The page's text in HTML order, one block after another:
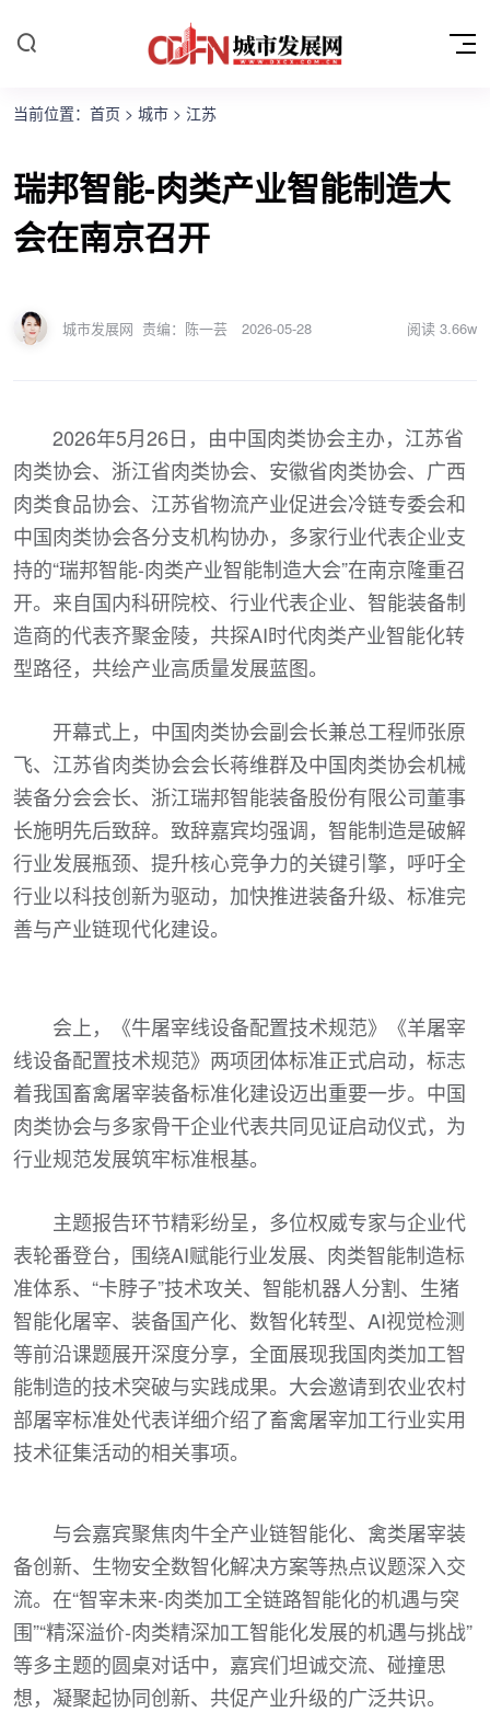
当前位置： 首页 > 城市 > 江苏
瑞邦智能-肉类产业智能制造大
会在南京召开
城市发展网 责编：陈一芸 2026-05-28 阅读 3.66w
2026年5月26日，由中国肉类协会主办，江苏省
肉类协会、浙江省肉类协会、安徽省肉类协会、广西
肉类食品协会、江苏省物流产业促进会冷链专委会和
中国肉类协会各分支机构协办，多家行业代表企业支
持的“瑞邦智能-肉类产业智能制造大会”在南京隆重召
开。来自国内科研院校、行业代表企业、智能装备制
造商的代表齐聚金陵，共探AI时代肉类产业智能化转
型路径，共绘产业高质量发展蓝图。
开幕式上，中国肉类协会副会长兼总工程师张原
飞、江苏省肉类协会会长蒋维群及中国肉类协会机械
装备分会会长、浙江瑞邦智能装备股份有限公司董事
长施明先后致辞。致辞嘉宾均强调，智能制造是破解
行业发展瓶颈、提升核心竞争力的关键引擎，呼吁全
行业以科技创新为驱动，加快推进装备升级、标准完
善与产业链现代化建设。
会上，《牛屠宰线设备配置技术规范》《羊屠宰
线设备配置技术规范》两项团体标准正式启动，标志
着我国畜禽屠宰装备标准化建设迈出重要一步。中国
肉类协会与多家骨干企业代表共同见证启动仪式，为
行业规范发展筑牢标准根基。
主题报告环节精彩纷呈，多位权威专家与企业代
表轮番登台，围绕AI赋能行业发展、肉类智能制造标
准体系、“卡脖子”技术攻关、智能机器人分割、生猪
智能化屠宰、装备国产化、数智化转型、AI视觉检测
等前沿课题展开深度分享，全面展现我国肉类加工智
能制造的技术突破与实践成果。大会邀请到农业农村
部屠宰标准处代表详细介绍了畜禽屠宰加工行业实用
技术征集活动的相关事项。
与会嘉宾聚焦肉牛全产业链智能化、禽类屠宰装
备创新、生物安全数智化解决方案等热点议题深入交
流。在“智宰未来-肉类加工全链路智能化的机遇与突
围”“精深溢价-肉类精深加工智能化发展的机遇与挑战”
等多主题的圆桌对话中，嘉宾们坦诚交流、碰撞思
想，凝聚起协同创新、共促产业升级的广泛共识。